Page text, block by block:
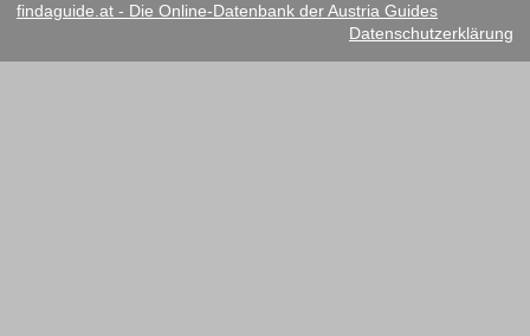
findaguide.at - Die Online-Datenbank der Austria Guides
Datenschutzerklärung